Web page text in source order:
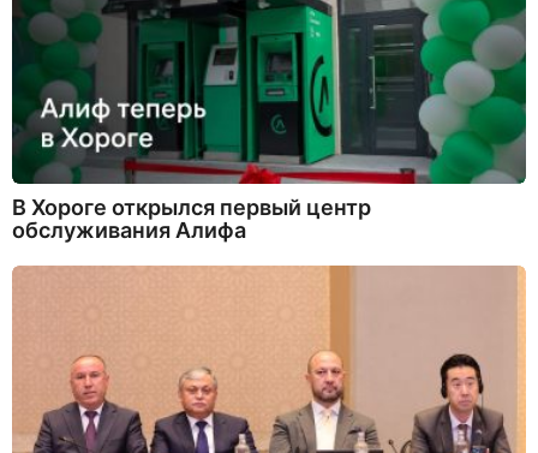
В Хороге открылся первый центр
обслуживания Алифа